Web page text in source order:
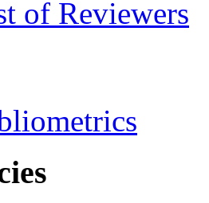
of Reviewers